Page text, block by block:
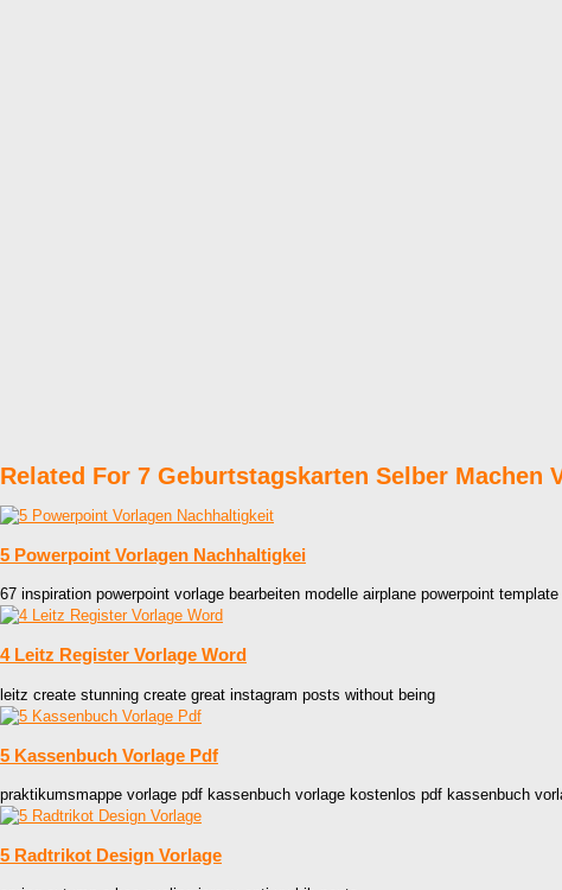
Related For 7 Geburtstagskarten Selber Machen
5 Powerpoint Vorlagen Nachhaltigkei
67 inspiration powerpoint vorlage bearbeiten modelle airplane powerpoint template
4 Leitz Register Vorlage Word
leitz create stunning create great instagram posts without being
5 Kassenbuch Vorlage Pdf
praktikumsmappe vorlage pdf kassenbuch vorlage kostenlos pdf kassenbuch
5 Radtrikot Design Vorlage